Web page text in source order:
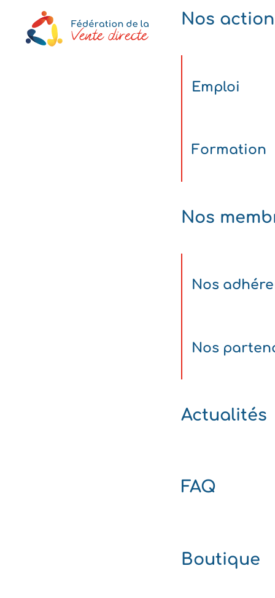
Nos
Emploi
Formation
Nos
Nos
Nos
Actualités
FAQ
Boutique